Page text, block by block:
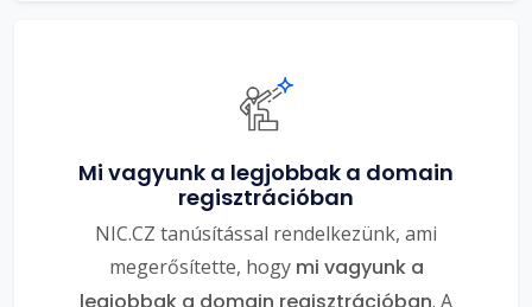
Mi vagyunk a legjobbak a domain
regisztrációban
NIC.CZ tanúsítással rendelkezünk, ami
megerősítette, hogy mi vagyunk a
legjobbak a domain regisztrációban. A